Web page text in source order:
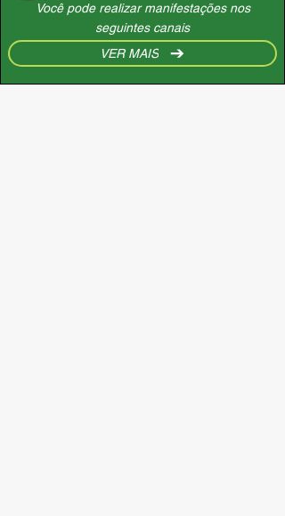
Você pode realizar manifestações nos
seguintes canais
VER MAIS